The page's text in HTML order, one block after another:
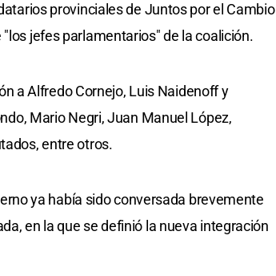
provinciales de Juntos por el Cambio
jefes parlamentarios" de la coalición.
a Alfredo Cornejo, Luis Naidenoff y
Mario Negri, Juan Manuel López,
entre otros.
ya había sido conversada brevemente
en la que se definió la nueva integración